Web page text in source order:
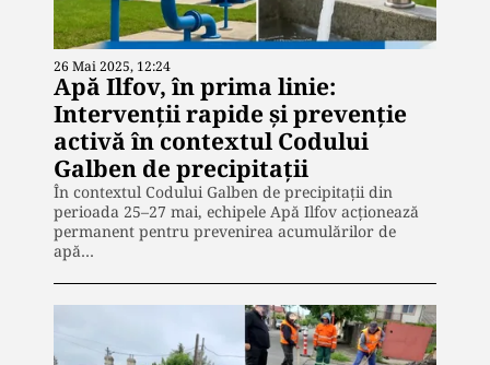
26 Mai 2025, 12:24
Apă Ilfov, în prima linie:
Intervenții rapide și prevenție
activă în contextul Codului
Galben de precipitații
În contextul Codului Galben de precipitații din
perioada 25–27 mai, echipele Apă Ilfov acționează
permanent pentru prevenirea acumulărilor de
apă…